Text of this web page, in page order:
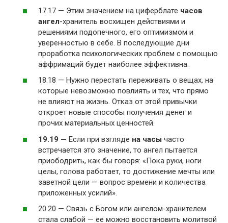
17.17 — Этим значением на циферблате часов
ангел-хранитель восхищен действиями и
решениями подопечного, его оптимизмом и
уверенностью в себе. В последующие дни
проработка психологических проблем с помощью
аффримаций будет наиболее эффективна.
18.18 — Нужно перестать переживать о вещах, на
которые невозможно повлиять и тех, что прямо
не влияют на жизнь. Отказ от этой привычки
откроет новые способы получения денег и
прочих материальных ценностей.
19.19 — Если при взгляде на часы часто
встречается это значение, то ангел пытается
приободрить, как бы говоря: «Пока руки, ноги
целы, голова работает, то достижение мечты или
заветной цели — вопрос времени и количества
приложенных усилий».
20.20 — Связь с Богом или ангелом-хранителем
стала слабой — ее можно восстановить молитвой